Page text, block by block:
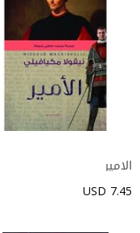
الامير‎
7.45 USD